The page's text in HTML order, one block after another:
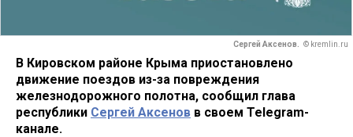
Сергей Аксенов. © kremlin.ru
В Кировском районе Крыма приостановлено
движение поездов из-за повреждения
железнодорожного полотна, сообщил глава
республики Сергей Аксенов в своем Telegram-
канале.